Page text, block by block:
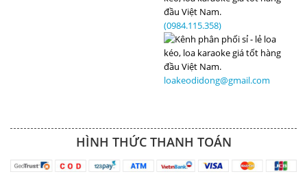
(0984.115.358)
loakeodidong@gmail.com
HÌNH THỨC THANH TOÁN